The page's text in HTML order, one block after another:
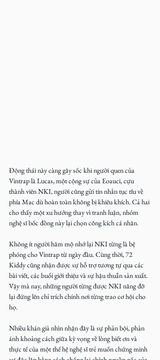
Động thái này càng gây sốc khi người quen của
Vintrap là Lucas, một cộng sự của Eoauci, cựu
thành viên NKI, người cũng gửi tin nhắn tục tĩu về
phía Mac dù hoàn toàn không bị khiêu khích. Cả hai
cho thấy một xu hướng thay vì tranh luận, nhóm
nghệ sĩ bốc đồng này lại chọn công kích cá nhân.
Không ít người hâm mộ nhớ lại NKI từng là bệ
phóng cho Vintrap từ ngày đầu. Cùng thời, 72
Kiddy cũng nhận được sự hỗ trợ tương tự qua các
bài viết, các buổi giới thiệu và sự hậu thuẫn sản xuất.
Vậy mà nay, những người từng được NKI nâng đỡ
lại đứng lên chỉ trích chính nơi từng trao cơ hội cho
họ.
Nhiều khán giả nhìn nhận đây là sự phản bội, phản
ánh khoảng cách giữa kỳ vọng về lòng biết ơn và
thực tế của một thế hệ nghệ sĩ trẻ muốn chứng minh